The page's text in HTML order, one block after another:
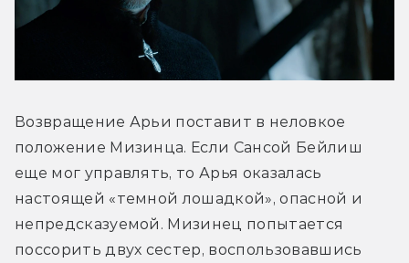
Возвращение Арьи поставит в неловкое
положение Мизинца. Если Сансой Бейлиш
еще мог управлять, то Арья оказалась
настоящей «темной лошадкой», опасной и
непредсказуемой. Мизинец попытается
поссорить двух сестер, воспользовавшись